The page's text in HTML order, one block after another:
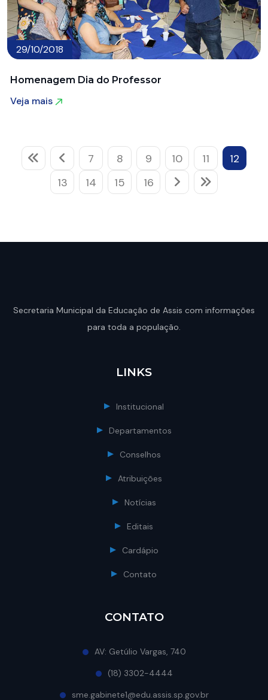
29/10/2018
Homenagem Dia do Professor
Veja mais
7 8 9 10 11
12
13
14 15 16
Secretaria Municipal da Educação de Assis com informações
para toda a população.
LINKS
Institucional
Departamentos
Conselhos
Atribuições
Notícias
Editais
Cardápio
Contato
CONTATO
AV: Getúlio Vargas, 740
(18) 3302-4444
sme.gabinete1@edu.assis.sp.gov.br